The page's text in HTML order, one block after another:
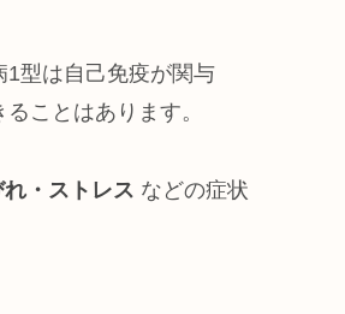
1型は自己免疫が関与
ことはあります。
・ストレス などの症状